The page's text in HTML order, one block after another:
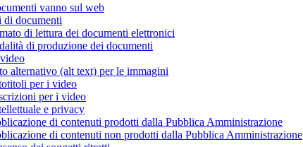
vanno sul web
di documenti
di lettura dei documenti elettronici
di produzione dei documenti
alternativo (alt text) per le immagini
per i video
per i video
e privacy
di contenuti prodotti dalla Pubblica Amministrazione
di contenuti non prodotti dalla Pubblica Amministrazione